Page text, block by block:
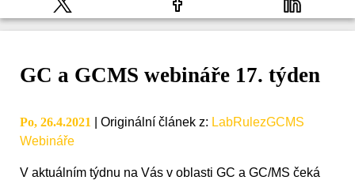
GC a GCMS webináře 17. týden
Po, 26.4.2021 Originální článek z: LabRulezGCMS
Webináře
V aktuálním týdnu na Vás v oblasti GC a GC/MS čeká